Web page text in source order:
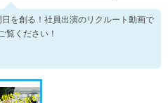
を創る！社員出演のリクルート動画で
覧ください！